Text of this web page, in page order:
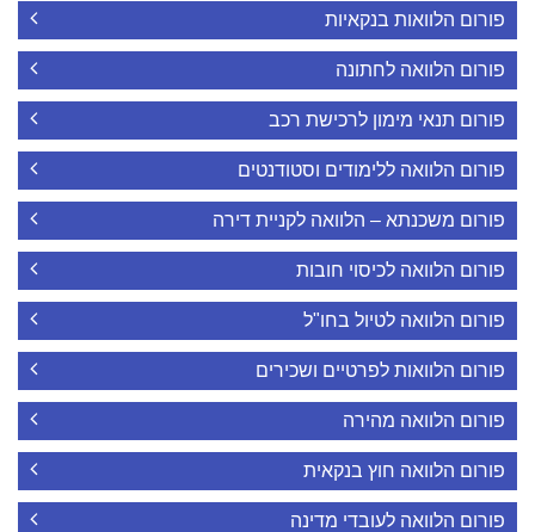
פורום הלוואות בנקאיות
פורום הלוואה לחתונה
פורום תנאי מימון לרכישת רכב
פורום הלוואה ללימודים וסטודנטים
פורום משכנתא – הלוואה לקניית דירה
פורום הלוואה לכיסוי חובות
פורום הלוואה לטיול בחו"ל
פורום הלוואות לפרטיים ושכירים
פורום הלוואה מהירה
פורום הלוואה חוץ בנקאית
פורום הלוואה לעובדי מדינה